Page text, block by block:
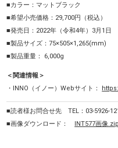
■カラー：マットブラック
■希望小売価格：29,700円（税込）
■発売日：2022年（令和4年）3月1日
■製品サイズ：75×505×1,265(mm)
■製品重量： 6,000g
＜関連情報＞
・INNO（イノー）Webサイト：
■読者様お問合せ先 TEL：03-5926-
■画像ダウンロード：
INT577画像.zip